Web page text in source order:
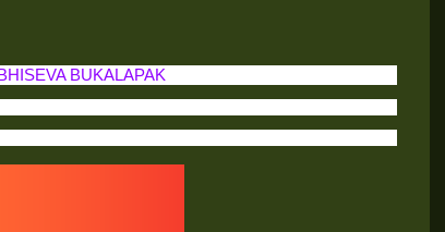
BUKALAPAK